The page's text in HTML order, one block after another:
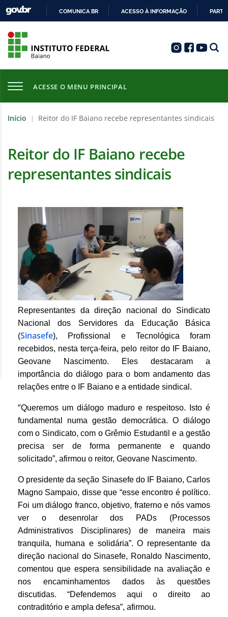
COMUNICA BR ACESSO À INFORMAÇÃO
ACESSE O MENU PRINCIPAL
Início | Reitor do IF Baiano recebe representantes sindicais
Reitor do IF Baiano recebe
representantes sindicais
Representantes da direção nacional do Sindicato
Nacional dos Servidores da Educação Básica
(Sinasefe), Profissional e Tecnológica foram
recebidos, nesta terça-feira, pelo reitor do IF Baiano,
Geovane Nascimento. Eles destacaram a
importância do diálogo para o bom andamento das
relações entre o IF Baiano e a entidade sindical.
“Queremos um diálogo maduro e respeitoso. Isto é
fundamental numa gestão democrática. O diálogo
com o Sindicato, com o Grêmio Estudantil e a gestão
precisa ser de forma permanente e quando
solicitado”, afirmou o reitor, Geovane Nascimento.
O presidente da seção Sinasefe do IF Baiano, Carlos
Magno Sampaio, disse que “esse encontro é político.
Foi um diálogo franco, objetivo, fraterno e nós vamos
ver o desenrolar dos PADs (Processos
Administrativos Disciplinares) de maneira mais
tranquila, humana e solidária”. O representante da
direção nacional do Sinasefe, Ronaldo Nascimento,
comentou que espera sensibilidade na avaliação e
nos encaminhamentos dados às questões
discutidas. “Defendemos aqui o direito ao
contraditório e ampla defesa”, afirmou.